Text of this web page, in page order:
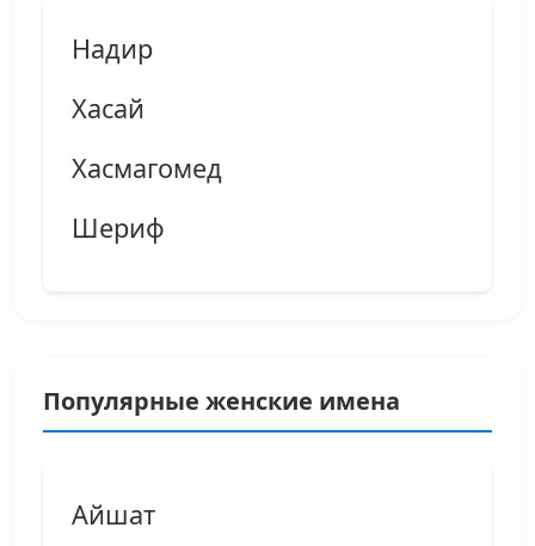
Надир
Хасай
Хасмагомед
Шериф
Популярные женские имена
Айшат